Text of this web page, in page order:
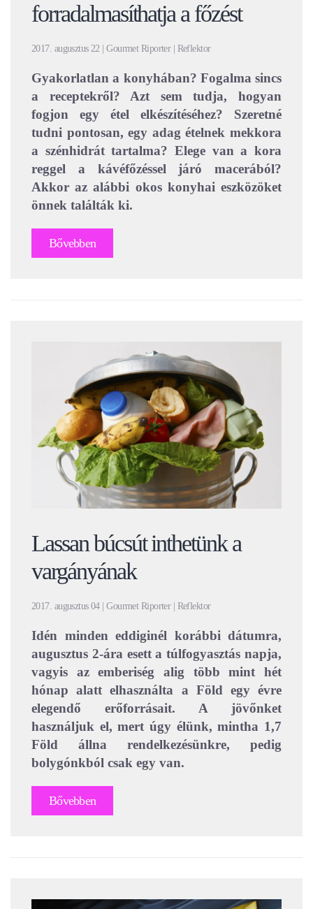
forradalmasíthatja a főzést
2017. augusztus 22 | Gourmet Riporter | Reflektor
Gyakorlatlan a konyhában? Fogalma sincs
a receptekről? Azt sem tudja, hogyan
fogjon egy étel elkészítéséhez? Szeretné
tudni pontosan, egy adag ételnek mekkora
a szénhidrát tartalma? Elege van a kora
reggel a kávéfőzéssel járó macerából?
Akkor az alábbi okos konyhai eszközöket
önnek találták ki.
Bővebben
Lassan búcsút inthetünk a
vargányának
2017. augusztus 04 | Gourmet Riporter | Reflektor
Idén minden eddiginél korábbi dátumra,
augusztus 2-ára esett a túlfogyasztás napja,
vagyis az emberiség alig több mint hét
hónap alatt elhasználta a Föld egy évre
elegendő erőforrásait. A jövőnket
használjuk el, mert úgy élünk, mintha 1,7
Föld állna rendelkezésünkre, pedig
bolygónkból csak egy van.
Bővebben